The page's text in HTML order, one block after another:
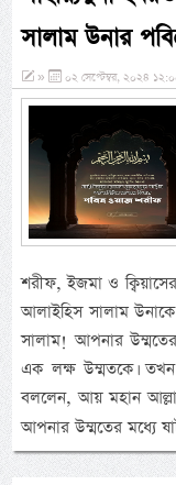
সালাম উনার
» ০২ সেপ্টেম্বর, ২০২৪
শরীফ, ইজমা ও
আলাইহিস সালাম
সালাম! আপনার
এক লক্ষ উম্মতকে।
বললেন, আয় মহান
আপনার উম্মতের মধ্যে